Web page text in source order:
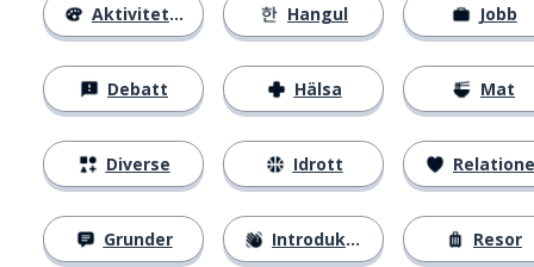
Aktiviteter
Debatt
Diverse
Grunder
Hangul
Hälsa
Idrott
Introduktion
Jobb
Mat
Resor